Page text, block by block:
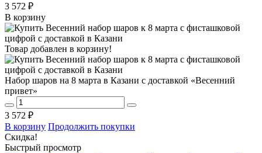
3 572 ₽
В корзину
Товар добавлен в корзину!
Набор шаров на 8 марта в Казани с доставкой «Весенний
привет»
3 572 ₽
В корзину Продолжить покупки
Скидка!
Быстрый просмотр